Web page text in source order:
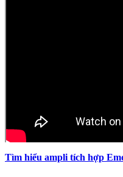
Tìm hiểu ampli tích hợp